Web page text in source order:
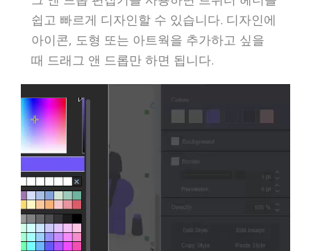
쉽고 빠르게 디자인할 수 있습니다. 디자인에
아이콘, 도형 또는 아트웍을 추가하고 싶을
때 드래그 앤 드롭만 하면 됩니다.